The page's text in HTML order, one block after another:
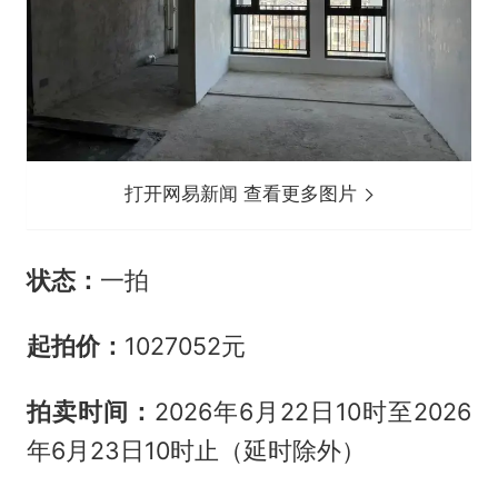
打开网易新闻 查看更多图片
状态： 一拍
起拍价： 1027052元
拍卖时间： 2026年6月22日10时至2026
年6月23日10时止（延时除外）